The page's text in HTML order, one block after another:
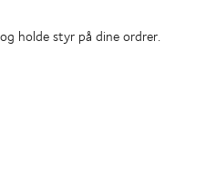
holde styr på dine ordrer.